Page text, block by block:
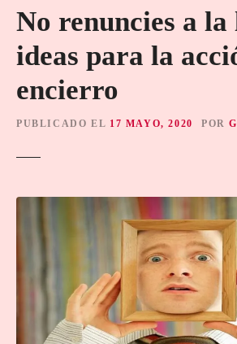
No renuncies a la
ideas para la
encierro
PUBLICADO EL 17 MAYO, 2020 POR